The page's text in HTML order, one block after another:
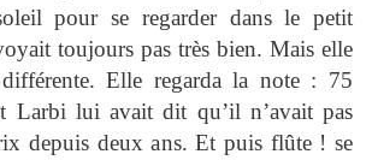
pour se regarder dans le petit
toujours pas très bien. Mais elle
Elle regarda la note : 75
Larbi lui avait dit qu’il n’avait pas
depuis deux ans. Et puis flûte ! se